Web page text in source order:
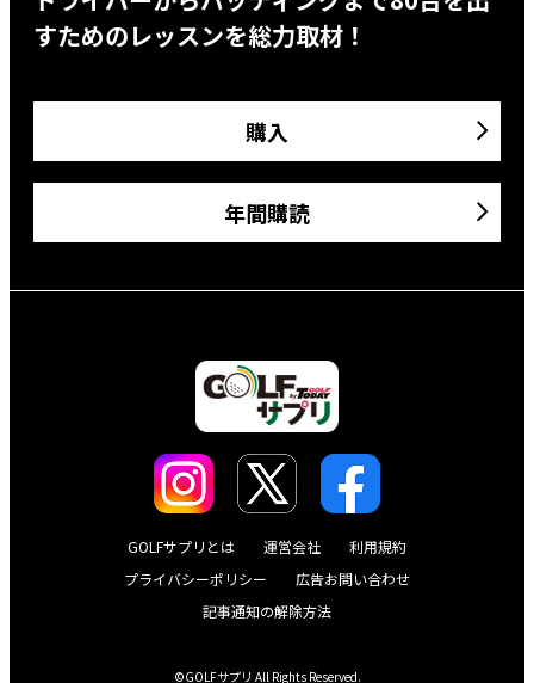
すためのレッスンを総力取材！
購入
年間購読
GOLFサプリとは 運営会社
利用規約
プライバシーポリシー
広告お問い合わせ
記事通知の解除方法
©GOLFサプリ All Rights Reserved.